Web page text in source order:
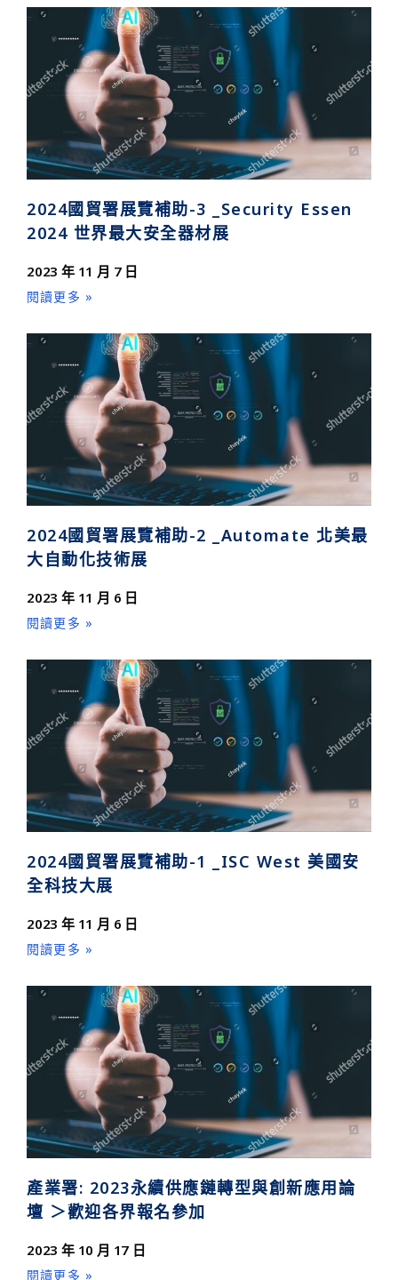
2024國貿署展覽補助-3 _Security Essen
2024 世界最大安全器材展
2023 年 11 月 7 日
閱讀更多 »
2024國貿署展覽補助-2 _Automate 北美最
大自動化技術展
2023 年 11 月 6 日
閱讀更多 »
2024國貿署展覽補助-1 _ISC West 美國安
全科技大展
2023 年 11 月 6 日
閱讀更多 »
產業署: 2023永續供應鏈轉型與創新應用論
壇 ＞歡迎各界報名參加
2023 年 10 月 17 日
閱讀更多 »